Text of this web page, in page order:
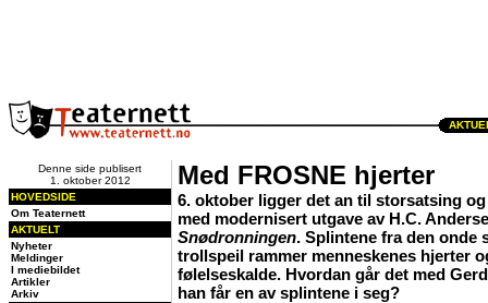
Denne side publisert
1. oktober 2012
HOVEDSIDE
Om Teaternett
AKTUELT
Nyheter
Meldinger
I mediebildet
Artikler
Arkiv
Med FROSNE hjerter
6. oktober ligger det an til storsatsing
med modernisert utgave av H.C.
Snødronningen. Splintene fra den onde
trollspeil rammer menneskenes hjerter
følelseskalde. Hvordan går det med
han får en av splintene i seg?